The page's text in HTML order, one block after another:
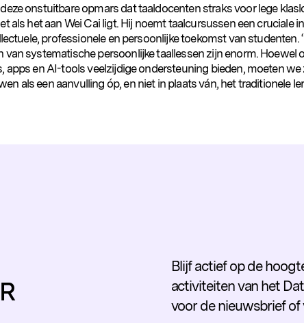
onstuitbare opmars dat taaldocenten straks voor lege
als het aan Wei Cai ligt. Hij noemt taalcursussen een cruciale
professionele en persoonlijke toekomst van studenten.
van systematische persoonlijke taallessen zijn enorm. Hoewel
apps en AI-tools veelzijdige ondersteuning bieden, moeten we
als een aanvulling óp, en niet in plaats ván, het traditionele
Blijf actief op de
activiteiten van het
voor de nieuwsbrief of